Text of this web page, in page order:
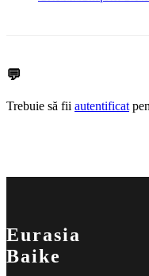
💬
Trebuie să fii autentificat
Eurasia
Baike